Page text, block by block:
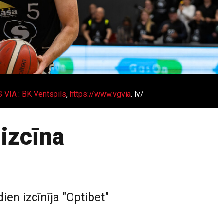
VIA : BK Ventspils, https://www.vgvia. lv/
izcīnīja "Optibet"